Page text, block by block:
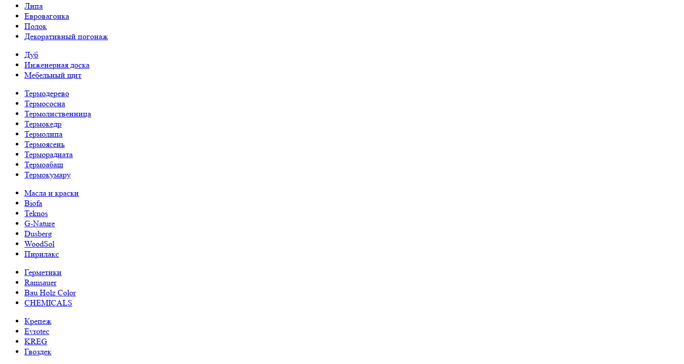
Липа
Евровагонка
Полок
Декоративный погонаж
Дуб
Инженерная доска
Мебельный щит
Термодерево
Термососна
Термолиственница
Термокедр
Термолипа
Термоясень
Терморадиата
Термоабаш
Термокумару
Масла и краски
Biofa
Teknos
G-Nature
Dusberg
WoodSol
Пирилакс
Герметики
Ramsauer
Bau Holz Color
CHEMICALS
Крепеж
Evrotec
KREG
Гвоздек